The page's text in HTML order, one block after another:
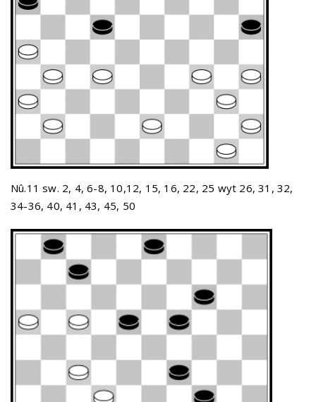
Nû.11 sw. 2, 4, 6-8, 10,12, 15, 16, 22, 25 wyt 26, 31, 32,
34-36, 40, 41, 43, 45, 50